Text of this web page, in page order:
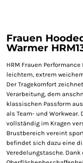
Frauen
Warmer
HRM Frauen
leichtem, extrem
Der Tragekomfort
Verarbeitung, dem
klassischen Passform
als Team- und
vollständig im Kragen
Brustbereich vereint
befindet sich dazu eine
Veredelungstasche.